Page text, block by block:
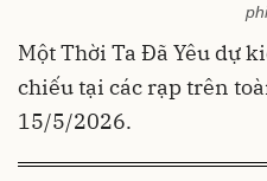
Một Thời Ta Đã Yêu dự
chiếu tại các rạp trên
15/5/2026.